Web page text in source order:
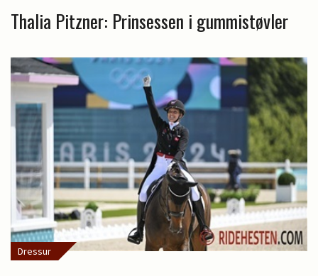
Thalia Pitzner: Prinsessen i gummistøvler
Dressur